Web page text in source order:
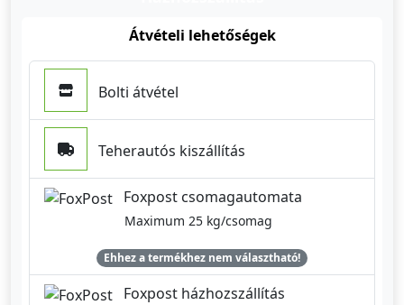
Átvételi lehetőségek
Bolti átvétel
Teherautós kiszállítás
Foxpost csomagautomata
Maximum 25 kg/csomag
Ehhez a termékhez nem választható!
Foxpost házhozszállítás